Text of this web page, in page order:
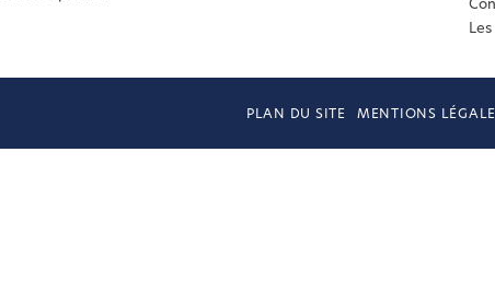
PLAN DU SITE MENTIONS